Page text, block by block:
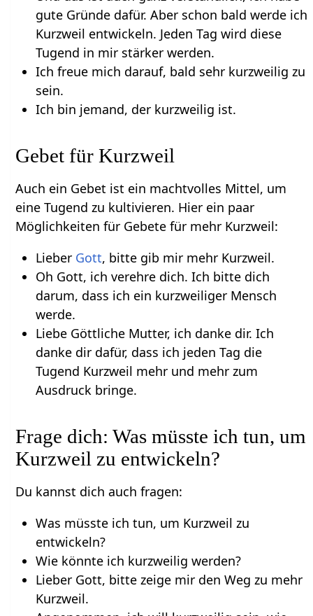
gute Gründe dafür. Aber schon bald werde ich
Kurzweil entwickeln. Jeden Tag wird diese
Tugend in mir stärker werden.
Ich freue mich darauf, bald sehr kurzweilig zu
sein.
Ich bin jemand, der kurzweilig ist.
Gebet für Kurzweil
Auch ein Gebet ist ein machtvolles Mittel, um
eine Tugend zu kultivieren. Hier ein paar
Möglichkeiten für Gebete für mehr Kurzweil:
Lieber Gott, bitte gib mir mehr Kurzweil.
Oh Gott, ich verehre dich. Ich bitte dich
darum, dass ich ein kurzweiliger Mensch
werde.
Liebe Göttliche Mutter, ich danke dir. Ich
danke dir dafür, dass ich jeden Tag die
Tugend Kurzweil mehr und mehr zum
Ausdruck bringe.
Frage dich: Was müsste ich tun, um
Kurzweil zu entwickeln?
Du kannst dich auch fragen:
Was müsste ich tun, um Kurzweil zu
entwickeln?
Wie könnte ich kurzweilig werden?
Lieber Gott, bitte zeige mir den Weg zu mehr
Kurzweil.